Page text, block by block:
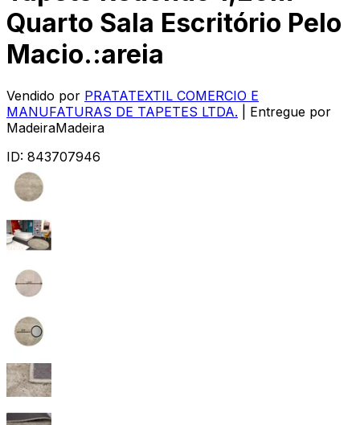
Quarto Sala Escritório Pelo
Macio.:areia
Vendido por PRATATEXTIL COMERCIO E
MANUFATURAS DE TAPETES LTDA.
| Entregue por
MadeiraMadeira
ID: 843707946